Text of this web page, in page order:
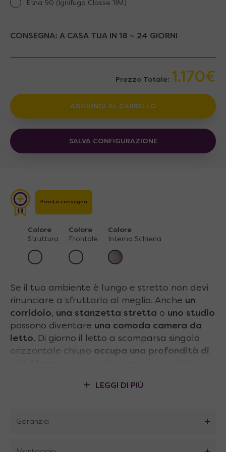
Etna 90 (Ignifugo Classe 1IM)
CONSEGNA: A CASA TUA IN 18 ~ 24 GIORNI
Prezzo Totale: 1.170€
AGGIUNGI AL CARRELLO
SALVA CONFIGURAZIONE
Pronta consegna
Colore
Struttura
Colore
Frontale
Colore
Interno Schiena
Se il tuo ambiente è lungo e stretto non devi
rinunciare a sfruttarlo al meglio. Anche un
corridoio, una stanzetta stretta o uno studio
possono diventare una comoda camera da
letto. Di giorno il letto a scomparsa singolo
orizzontale chiuso occupa una profondità di
aprire silenziosamente e senza
LEGGI DI PIÙ
Garanzia